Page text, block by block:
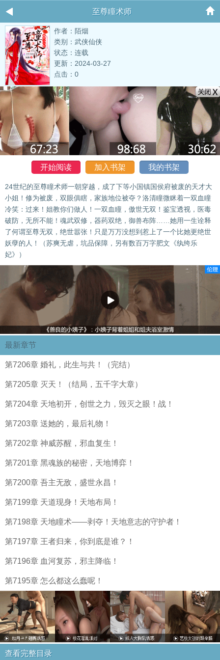
至尊瞳术师
作者：陌烟
类别：武侠仙侠
状态：连载
更新：2024-03-27
点击：0
开始阅读 加入书架 我的书架
24世纪的至尊瞳术师一朝穿越，成了下等小国镇国侯府被废的天才大
小姐！修为被废，双眼俱瞎，家族地位被夺？洛清瞳微眯着一双血瞳
冷笑：过来！姐教你们做人！一双血瞳，傲世无双！鉴宝透视，医毒
破防，无所不能！魂武双修，器药双绝，御兽布阵……她用一生诠释
了何谓至尊无双，绝世嚣张！只是万万没想到惹上了一个比她更绝世
妖孽的人！（苏爽无虐，坑品保障，另有数百万字肥文《纨绔乐
妃》）
最新章节
第7206章 婚礼，此生与共！（完结）
第7205章 灭天！（结局，五千字大章）
第7204章 天地初开，创世之力，毁灭之眼！战！
第7203章 送她的，最后礼物！
第7202章 神威苏醒，邪血复生！
第7201章 黑魂族的秘密，天地博弈！
第7200章 吾主无敌，盛世永昌！
第7199章 天道现身！天地布局！
第7198章 天地瞳术——剥夺！天地意志的守护者！
第7197章 王者归来，你到底是谁？！
第7196章 血河复苏，邪主降临！
第7195章 怎么都这么蠢呢！
查看完整目录